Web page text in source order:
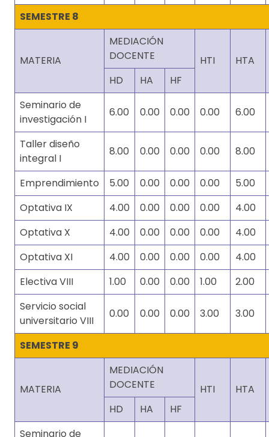
SEMESTRE 8
MATERIA
MEDIACIÓN
DOCENTE
HTI
HTA
HD
HA
HF
Seminario de
investigación I
6.00 0.00 0.00 0.00 6.00
Taller diseño
integral I
8.00 0.00 0.00 0.00 8.00
Emprendimiento 5.00 0.00 0.00 0.00
5.00
Optativa IX
4.00 0.00 0.00 0.00
4.00
Optativa X
4.00 0.00 0.00 0.00
4.00
Optativa XI
4.00 0.00 0.00 0.00
4.00
Electiva VIII
1.00 0.00 0.00 1.00
2.00
Servicio social
universitario VIII
0.00 0.00 0.00 3.00 3.00
SEMESTRE 9
MATERIA
MEDIACIÓN
DOCENTE
HTI
HTA
HD
HA
HF
Seminario de